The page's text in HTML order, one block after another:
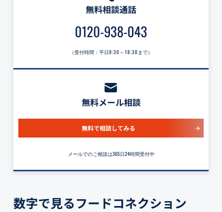
無料相談通話
0120-938-043
（受付時間：平日9:30～18:30 まで）
無料メール相談
無料で相談してみる
メールでのご相談は365日24時間受付中
数字で見るフードコネクション